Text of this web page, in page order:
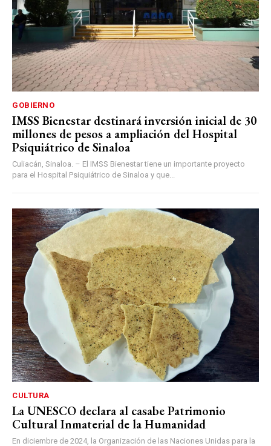
GOBIERNO
IMSS Bienestar destinará inversión inicial de 30
millones de pesos a ampliación del Hospital
Psiquiátrico de Sinaloa
Culiacán, Sinaloa. – El IMSS Bienestar tiene un importante proyecto
para el Hospital Psiquiátrico de Sinaloa y que...
CULTURA
La UNESCO declara al casabe Patrimonio
Cultural Inmaterial de la Humanidad
En diciembre de 2024, la Organización de las Naciones Unidas para la